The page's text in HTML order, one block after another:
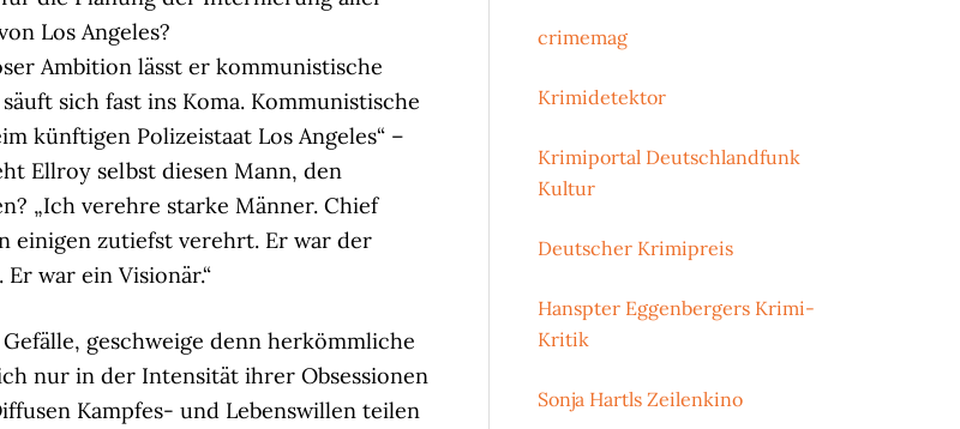
Los Angeles?
Ambition lässt er kommunistische
sich fast ins Koma. Kommunistische
künftigen Polizeistaat Los Angeles“ –
Ellroy selbst diesen Mann, den
„Ich verehre starke Männer. Chief
einigen zutiefst verehrt. Er war der
war ein Visionär.“
geschweige denn herkömmliche
nur in der Intensität ihrer Obsessionen
Kampfes- und Lebenswillen teilen
crimemag
Krimidetektor
Krimiportal Deutschlandfunk
Kultur
Deutscher Krimipreis
Hanspter Eggenbergers Krimi-
Kritik
Sonja Hartls Zeilenkino